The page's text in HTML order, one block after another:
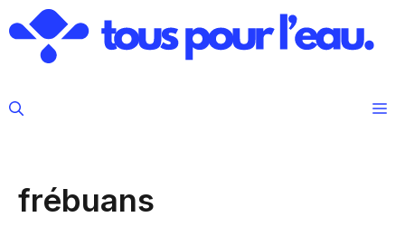
au
contenu
frébuans